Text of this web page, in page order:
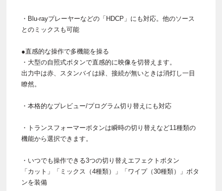
・Blu-rayプレーヤーなどの「HDCP」にも対応。他のソース
とのミックスも可能
●直感的な操作で多機能を操る
・大型の自照式ボタンで直感的に映像を切替えます。
出力中は赤、スタンバイは緑、接続が無いときは消灯し一目
瞭然。
・本格的なプレビュー/プログラム切り替えにも対応
・トランスフォーマーボタンは瞬時の切り替えなど11種類の
機能から選択できます。
・いつでも操作できる3つの切り替えエフェクトボタン
「カット」「ミックス（4種類）」「ワイプ（30種類）」ボタ
ンを装備